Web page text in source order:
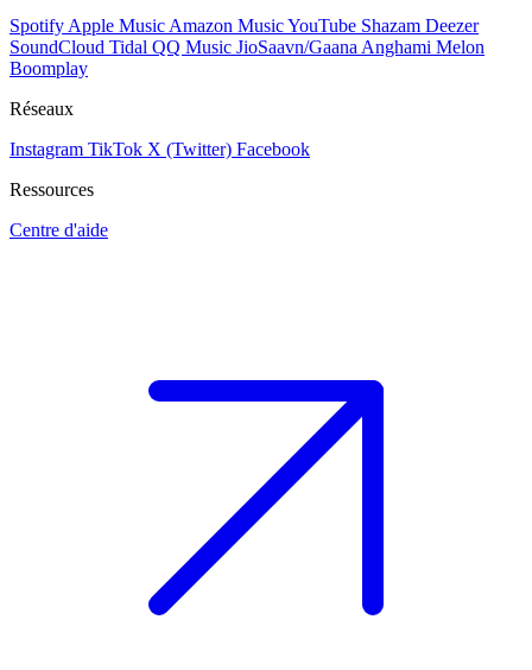
Spotify Apple Music Amazon MusicYouTube Shazam Deezer
SoundCloud Tidal QQ Music JioSaavn/Gaana Anghami Melon
Boomplay
Réseaux
Instagram TikTok X (Twitter) Facebook
Ressources
Centre d'aide